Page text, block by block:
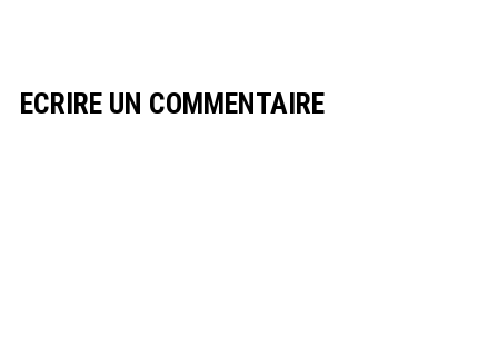
ECRIRE UN COMMENTAIRE